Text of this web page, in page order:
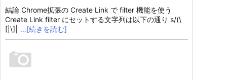
結論 Chrome拡張の Create Link で filter 機能を使う
Create Link filter にセットする文字列は以下の通り s/(\
[|\]|
…[続きを読む]